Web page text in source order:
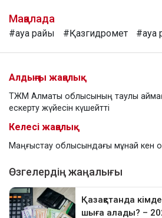
Мақалада
#ауа райы #Қазгидромет #ауа
Алдыңғы жаңалық
ТЖМ Алматы облысының таулы
ескерту жүйесін күшейтті
Келесі жаңалық
Маңғыстау облысындағы мұнай кен